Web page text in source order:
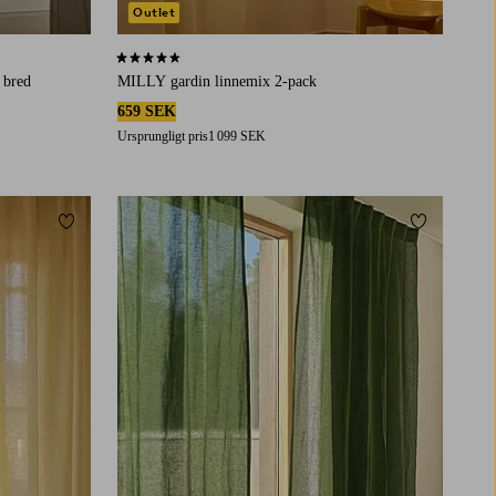
MILLY gardin linnemix 2-pack
659 SEK
Ursprungligt pris1 099 SEK
4,3 baserat på 17 st betyg
Outlet
Lägg till i favoriter Lägg till i
300